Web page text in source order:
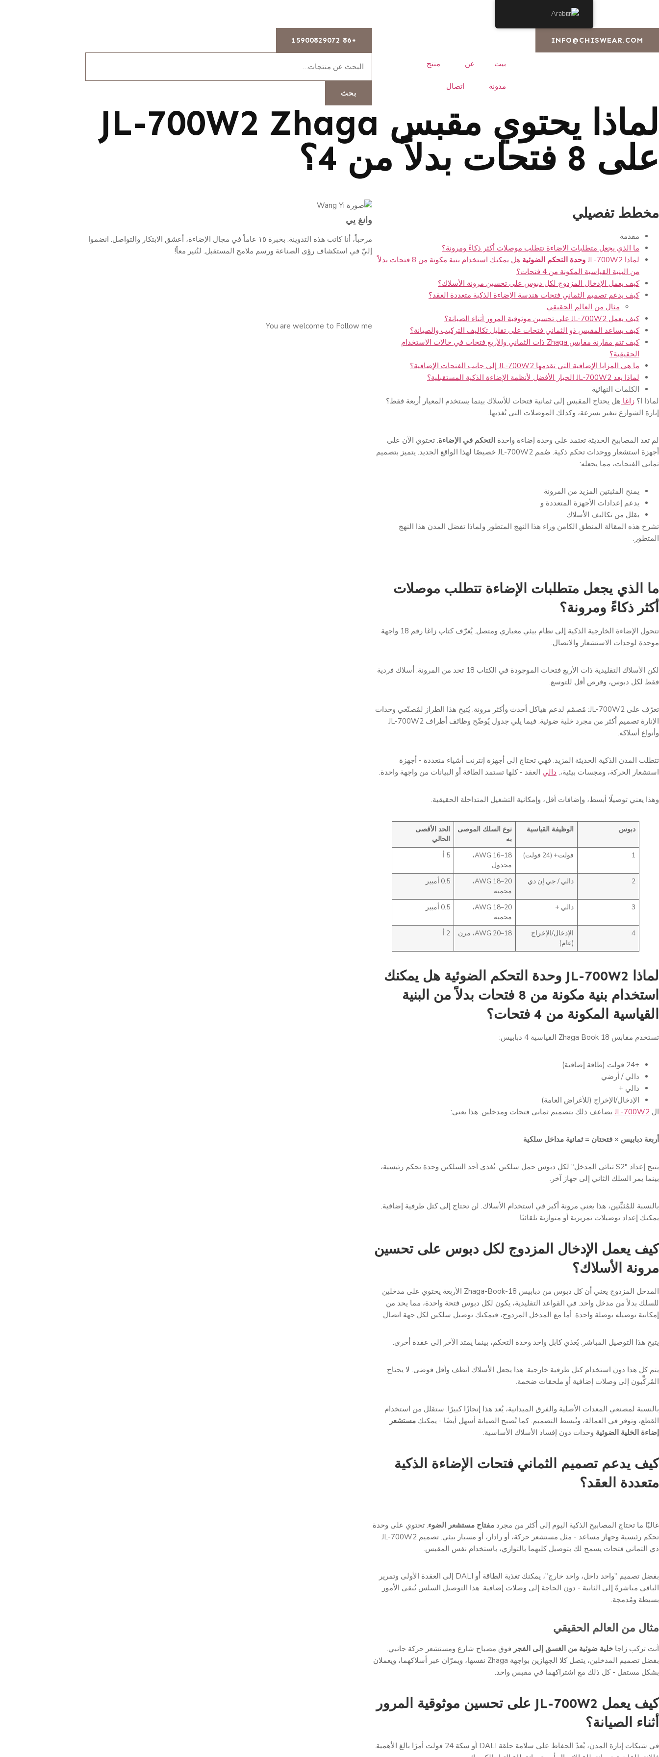
INFO@CHISWEAR.COM
+86 15900829072
بيت عن منتج
مدونة اتصال
بحث
لماذا يحتوي مقبس JL-700W2 Zhaga
على 8 فتحات بدلاً من 4؟
مخطط تفصيلي
مقدمة
ما الذي يجعل متطلبات الإضاءة تتطلب موصلات أكثر ذكاءً ومرونة؟
لماذا JL-700W2
وحدة التحكم الضوئية
هل يمكنك استخدام بنية مكونة من 8 فتحات بدلاً
من البنية القياسية المكونة من 4 فتحات؟
كيف يعمل الإدخال المزدوج لكل دبوس على تحسين مرونة الأسلاك؟
كيف يدعم تصميم الثماني فتحات هندسة الإضاءة الذكية متعددة العقد؟
مثال من العالم الحقيقي
كيف يعمل JL-700W2 على تحسين موثوقية المرور أثناء الصيانة؟
كيف يساعد المقبس ذو الثماني فتحات على تقليل تكاليف التركيب والصيانة؟
كيف تتم مقارنة مقابس Zhaga ذات الثماني والأربع فتحات في حالات الاستخدام
الحقيقية؟
ما هي المزايا الإضافية التي تقدمها JL‑700W2 إلى جانب الفتحات الإضافية؟
لماذا يعد JL‑700W2 الخيار الأفضل لأنظمة الإضاءة الذكية المستقبلية؟
الكلمات النهائية
لماذا ا؟ زاغا هل يحتاج المقبس إلى ثمانية فتحات للأسلاك بينما يستخدم المعيار أربعة فقط؟
إنارة الشوارع تتغير بسرعة، وكذلك الموصلات التي تُغذيها.
لم تعد المصابيح الحديثة تعتمد على وحدة إضاءة واحدة التحكم في الإضاءة. تحتوي الآن على
أجهزة استشعار ووحدات تحكم ذكية. صُمم JL-700W2 خصيصًا لهذا الواقع الجديد. يتميز بتصميم
ثماني الفتحات، مما يجعله:
يمنح المثبتين المزيد من المرونة
يدعم إعدادات الأجهزة المتعددة و
يقلل من تكاليف الأسلاك
تشرح هذه المقالة المنطق الكامن وراء هذا النهج المتطور ولماذا تفضل المدن هذا النهج
المتطور.
ما الذي يجعل متطلبات الإضاءة تتطلب موصلات
أكثر ذكاءً ومرونة؟
تتحول الإضاءة الخارجية الذكية إلى نظام بيئي معياري ومتصل. يُعرّف كتاب زاغا رقم 18 واجهة
موحدة لوحدات الاستشعار والاتصال.
لكن الأسلاك التقليدية ذات الأربع فتحات الموجودة في الكتاب 18 تحد من المرونة: أسلاك فردية
فقط لكل دبوس، وفرص أقل للتوسع.
تعرّف على JL-700W2: مُصمّم لدعم هياكل أحدث وأكثر مرونة. يُتيح هذا الطراز لمُصنّعي وحدات
الإنارة تصميم أكثر من مجرد خلية ضوئية. فيما يلي جدول يُوضّح وظائف أطراف JL-700W2
وأنواع أسلاكه.
تتطلب المدن الذكية الحديثة المزيد. فهي تحتاج إلى أجهزة إنترنت أشياء متعددة - أجهزة
استشعار الحركة، ومجسات بيئية،, دالي العقد - كلها تستمد الطاقة أو البيانات من واجهة واحدة.
وهذا يعني توصيلًا أبسط، وإضافات أقل، وإمكانية التشغيل المتداخلة الحقيقية.
دبوس الوظيفة القياسية
نوع السلك الموصى
به
الحد الأقصى
الحالي
1
فولت+ (24 فولت)
18–16 AWG،
مجدول
5 أ
2 دالي / جي إن دي
20–18 AWG،
محمية
0.5 أمبير
3 دالي +
20–18 AWG،
محمية
0.5 أمبير
4
الإدخال/الإخراج
(عام)
18–20 AWG، مرن 2 أ
لماذا JL-700W2 وحدة التحكم الضوئية هل يمكنك
استخدام بنية مكونة من 8 فتحات بدلاً من البنية
القياسية المكونة من 4 فتحات؟
تستخدم مقابس Zhaga Book 18 القياسية 4 دبابيس:
+24 فولت (طاقة إضافية)
دالي / أرضي
دالي +
الإدخال/الإخراج (للأغراض العامة)
ال JL-700W2 يضاعف ذلك بتصميم ثماني فتحات ومدخلين. هذا يعني:
أربعة دبابيس × فتحتان = ثمانية مداخل سلكية
يتيح إعداد "S2 ثنائي المدخل" لكل دبوس حمل سلكين. يُغذي أحد السلكين وحدة تحكم رئيسية،
بينما يمر السلك الثاني إلى جهاز آخر.
بالنسبة للمُثبِّتين، هذا يعني مرونة أكبر في استخدام الأسلاك. لن تحتاج إلى كتل طرفية إضافية.
يمكنك إعداد توصيلات تمريرية أو متوازية تلقائيًا.
كيف يعمل الإدخال المزدوج لكل دبوس على تحسين
مرونة الأسلاك؟
المدخل المزدوج يعني أن كل دبوس من دبابيس Zhaga-Book-18 الأربعة يحتوي على مدخلين
للسلك بدلاً من مدخل واحد. في القواعد التقليدية، يكون لكل دبوس فتحة واحدة، مما يحد من
إمكانية توصيله بوصلة واحدة. أما مع المدخل المزدوج، فيمكنك توصيل سلكين لكل جهة اتصال.
يتيح هذا التوصيل المباشر. يُغذي كابل واحد وحدة التحكم، بينما يمتد الآخر إلى عقدة أخرى.
يتم كل هذا دون استخدام كتل طرفية خارجية. هذا يجعل الأسلاك أنظف وأقل فوضى. لا يحتاج
المُركِّبون إلى وصلات إضافية أو ملحقات ضخمة.
بالنسبة لمصنعي المعدات الأصلية والفرق الميدانية، يُعد هذا إنجازًا كبيرًا. ستقلل من استخدام
القطع، وتوفر في العمالة، وتُبسط التصميم. كما تُصبح الصيانة أسهل أيضًا - يمكنك مستشعر
إضاءة الخلية الضوئية وحدات دون إفساد الأسلاك الأساسية.
كيف يدعم تصميم الثماني فتحات الإضاءة الذكية
متعددة العقد؟
غالبًا ما تحتاج المصابيح الذكية اليوم إلى أكثر من مجرد مفتاح مستشعر الضوء. تحتوي على وحدة
تحكم رئيسية وجهاز مساعد - مثل مستشعر حركة، أو رادار، أو مسبار بيئي. تصميم JL-700W2
ذي الثماني فتحات يسمح لك بتوصيل كليهما بالتوازي، باستخدام نفس المقبس.
بفضل تصميم "واحد داخل، واحد خارج"، يمكنك تغذية الطاقة أو DALI إلى العقدة الأولى وتمرير
الباقي مباشرةً إلى الثانية - دون الحاجة إلى وصلات إضافية. هذا التوصيل السلس يُبقي الأمور
بسيطة ومُدمجة.
مثال من العالم الحقيقي
أنت تركب زاجا خلية ضوئية من الغسق إلى الفجر فوق مصباح شارع ومستشعر حركة جانبي.
بفضل تصميم المدخلين، يتصل كلا الجهازين بواجهة Zhaga نفسها، ويمرّان عبر أسلاكهما، ويعملان
بشكل مستقل - كل ذلك مع اشتراكهما في مقبس واحد.
كيف يعمل JL-700W2 على تحسين موثوقية المرور
أثناء الصيانة؟
في شبكات إنارة المدن، يُعدّ الحفاظ على سلامة حلقة DALI أو سكة 24 فولت أمرًا بالغ الأهمية.
وانغ يي
مرحباً، أنا كاتب هذه التدوينة. بخبرة ١٥ عاماً في مجال الإضاءة، أعشق الابتكار والتواصل. انضموا
إليّ في استكشاف رؤى الصناعة ورسم ملامح المستقبل. لنُنير معاً!
You are welcome to Follow me
Arabic